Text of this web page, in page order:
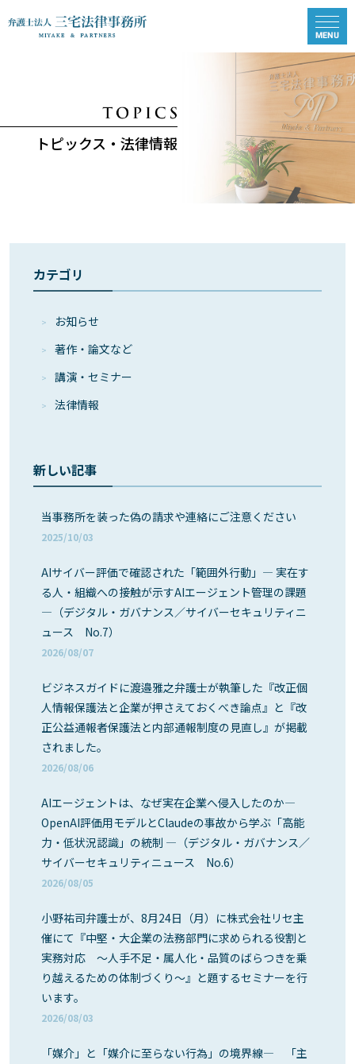
トピックス・法律情報
カテゴリ
お知らせ
著作・論⽂など
講演・セミナー
法律情報
新しい記事
当事務所を装った偽の請求や連絡にご注意ください
2025/10/03
AIサイバー評価で確認された「範囲外行動」― 実在す
る人・組織への接触が示すAIエージェント管理の課題
―（デジタル・ガバナンス／サイバーセキュリティニ
ュース No.7）
2026/08/07
ビジネスガイドに渡邉雅之弁護士が執筆した『改正個
人情報保護法と企業が押さえておくべき論点』と『改
正公益通報者保護法と内部通報制度の見直し』が掲載
されました。
2026/08/06
AIエージェントは、なぜ実在企業へ侵入したのか―
OpenAI評価用モデルとClaudeの事故から学ぶ「高能
力・低状況認識」の統制 ―（デジタル・ガバナンス／
サイバーセキュリティニュース No.6）
2026/08/05
小野祐司弁護士が、8月24日（月）に株式会社リセ主
催にて『中堅・大企業の法務部門に求められる役割と
実務対応 ～人手不足・属人化・品質のばらつきを乗
り越えるための体制づくり～』と題するセミナーを行
います。
2026/08/03
「媒介」と「媒介に至らない行為」の境界線― 「主